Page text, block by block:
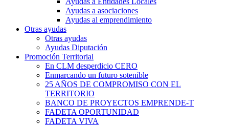
Ayudas a asociaciones
Ayudas al emprendimiento
Otras ayudas
Otras ayudas
Ayudas Diputación
Promoción Territorial
En CLM desperdicio CERO
Enmarcando un futuro sotenible
25 AÑOS DE COMPROMISO CON EL
TERRITORIO
BANCO DE PROYECTOS EMPRENDE-T
FADETA OPORTUNIDAD
FADETA VIVA